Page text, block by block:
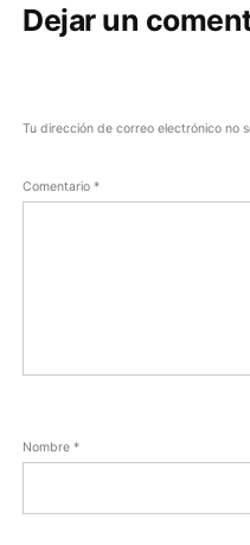
Dejar un
Tu dirección de correo electrónico no
Comentario *
Nombre *